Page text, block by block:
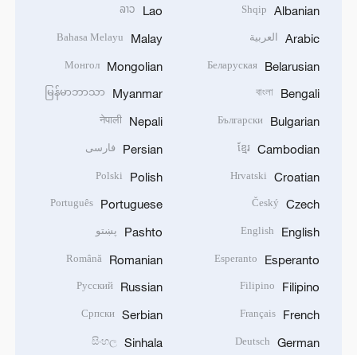
Albanian
Shqip
Arabic العربية
Belarusian
Беларуская
Bengali
বাংলা
Bulgarian
Български
Cambodian
ខ្មែរ
Croatian
Hrvatski
Czech
Český
English
English
Esperanto
Esperanto
Filipino
Filipino
French
Français
German
Deutsch
Lao
ລາວ
Malay
Bahasa Melayu
Mongolian
Монгол
Myanmar
မြန်မာဘာသာ
Nepali
नेपाली
Persian فارسی
Polish
Polski
Portuguese
Português
Pashto پښتو
Romanian
Română
Russian
Русский
Serbian
Српски
Sinhala
සිංහල